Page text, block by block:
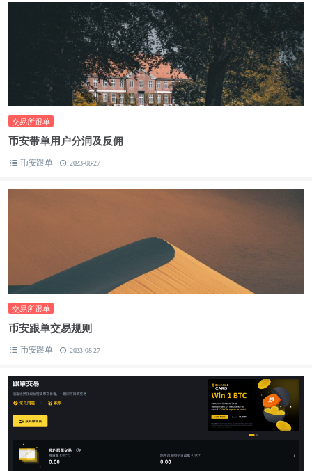
交易所跟单
币安带单用户分润及反佣
币安跟单 2023-08-27
交易所跟单
币安跟单交易规则
币安跟单 2023-08-27